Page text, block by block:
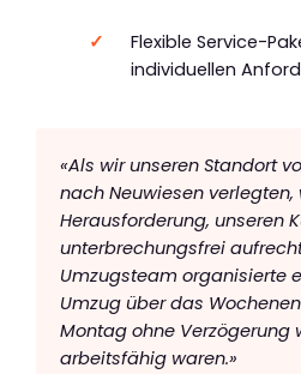
Flexible Service-
individuellen
«Als wir unseren Standort
nach Neuwiesen
Herausforderung, unseren
unterbrechungsfrei
Umzugsteam organisierte
Umzug über das
Montag ohne Verzögerung
arbeitsfähig waren.»